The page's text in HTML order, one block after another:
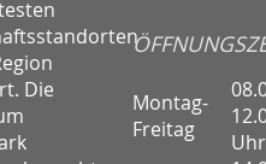
Die
Montag-
Freitag
Uhr